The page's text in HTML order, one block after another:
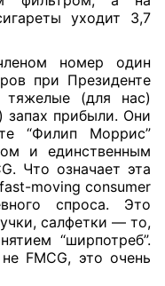
уходит 3,7
номер один
при Президенте
(для нас)
запах прибыли. Они
“Филип Моррис”
и единственным
Что означает эта
moving consumer
спроса. Это
салфетки — то,
“ширпотреб”.
FMCG, это очень